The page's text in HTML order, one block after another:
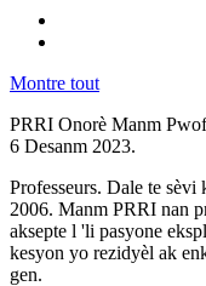
Montre tout
PRRI Onorè Manm
6 Desanm 2023.
Professeurs. Dale te
2006. Manm PRRI nan
aksepte l 'li pasyone
kesyon yo rezidyèl ak
gen.